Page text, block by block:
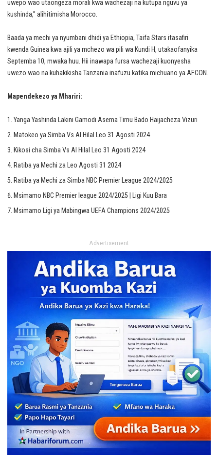
uwepo wao utaongeza morali kwa wachezaji na kutupa nguvu ya
kushinda,” alihitimisha Morocco.
Baada ya mechi ya nyumbani dhidi ya Ethiopia, Taifa Stars itasafiri
kwenda Guinea kwa ajili ya mchezo wa pili wa Kundi H, utakaofanyika
Septemba 10, mwaka huu. Hii inawapa fursa wachezaji kuonyesha
uwezo wao na kuhakikisha Tanzania inafuzu katika michuano ya AFCON.
Mapendekezo ya Mhariri:
Yanga Yashinda Lakini Gamodi Asema Timu Bado Haijacheza Vizuri
Matokeo ya Simba Vs Al Hilal Leo 31 Agosti 2024
Kikosi cha Simba Vs Al Hilal Leo 31 Agosti 2024
Ratiba ya Mechi za Leo Agosti 31 2024
Ratiba ya Mechi za Simba NBC Premier League 2024/2025
Msimamo NBC Premier league 2024/2025 | Ligi Kuu Bara
Msimamo Ligi ya Mabingwa UEFA Champions 2024/2025
– Advertisement –